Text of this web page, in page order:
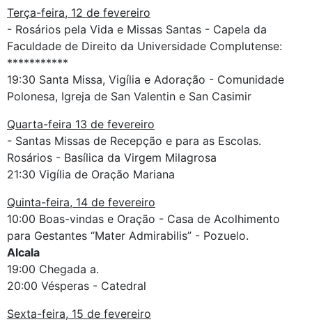
Terça-feira, 12 de fevereiro
- Rosários pela Vida e Missas Santas - Capela da
Faculdade de Direito da Universidade Complutense:
***********
19:30 Santa Missa, Vigília e Adoração - Comunidade
Polonesa, Igreja de San Valentin e San Casimir
Quarta-feira 13 de fevereiro
- Santas Missas de Recepção e para as Escolas.
Rosários - Basílica da Virgem Milagrosa
21:30 Vigília de Oração Mariana
Quinta-feira, 14 de fevereiro
10:00 Boas-vindas e Oração - Casa de Acolhimento
para Gestantes “Mater Admirabilis” - Pozuelo.
Alcala
19:00 Chegada a.
20:00 Vésperas - Catedral
Sexta-feira, 15 de fevereiro